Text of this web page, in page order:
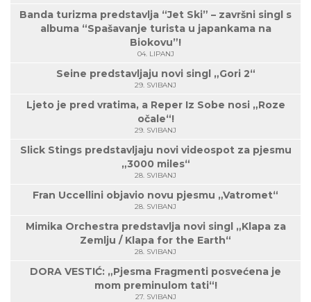
Banda turizma predstavlja “Jet Ski” – završni singl s
albuma “Spašavanje turista u japankama na
Biokovu”!
04. LIPANJ
Seine predstavljaju novi singl „Gori 2“
29. SVIBANJ
Ljeto je pred vratima, a Reper Iz Sobe nosi „Roze
očale“!
29. SVIBANJ
Slick Stings predstavljaju novi videospot za pjesmu
„3000 miles“
28. SVIBANJ
Fran Uccellini objavio novu pjesmu „Vatromet“
28. SVIBANJ
Mimika Orchestra predstavlja novi singl „Klapa za
Zemlju / Klapa for the Earth“
28. SVIBANJ
DORA VESTIĆ: „Pjesma Fragmenti posvećena je
mom preminulom tati“!
27. SVIBANJ